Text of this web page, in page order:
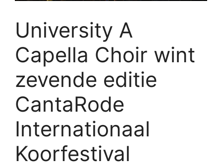
University A
Capella Choir wint
zevende editie
CantaRode
Internationaal
Koorfestival